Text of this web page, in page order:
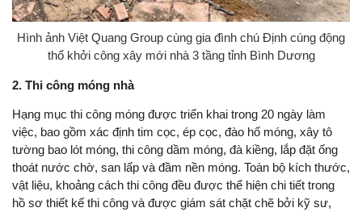
Hình ảnh Việt Quang Group cùng gia đình chú Định cúng động
thổ khởi công xây mới nhà 3 tầng tỉnh Bình Dương
2. Thi công móng nhà
Hạng mục thi công móng được triển khai trong 20 ngày làm
việc, bao gồm xác định tim cọc, ép cọc, đào hố móng, xây tô
tường bao lót móng, thi công dầm móng, đà kiềng, lắp đặt ống
thoát nước chờ, san lấp và đầm nền móng. Toàn bộ kích thước,
vật liệu, khoảng cách thi công đều được thể hiện chi tiết trong
hồ sơ thiết kế thi công và được giám sát chặt chẽ bởi kỹ sư,